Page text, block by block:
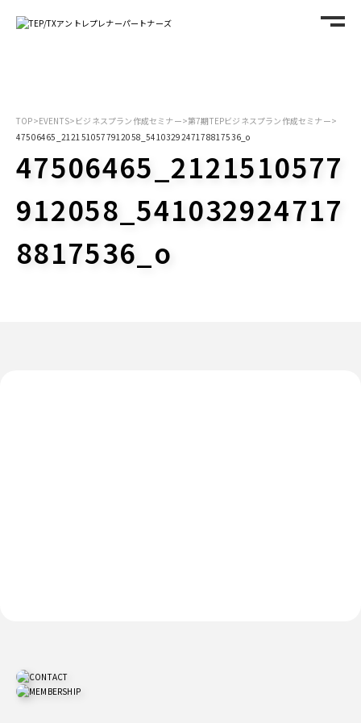
TOP>EVENTS> ビジネスプラン作成セミナー>第7期TEPビジネスプラン作成セミナー>
47506465_2121510577912058_5410329247178817536_o
47506465_2121510577
912058_541032924717
8817536_o